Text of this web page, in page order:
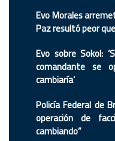
Evo Morales
Paz resultó peor
Evo sobre Sokol:
comandante se
cambiaría’
Policía Federal de
operación de
cambiando”